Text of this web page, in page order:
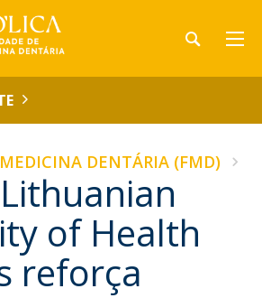
DENTÁRIA (FMD)
of Health
reforça